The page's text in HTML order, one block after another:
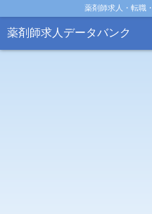
薬剤師求人・転職
薬剤師求人データバンク